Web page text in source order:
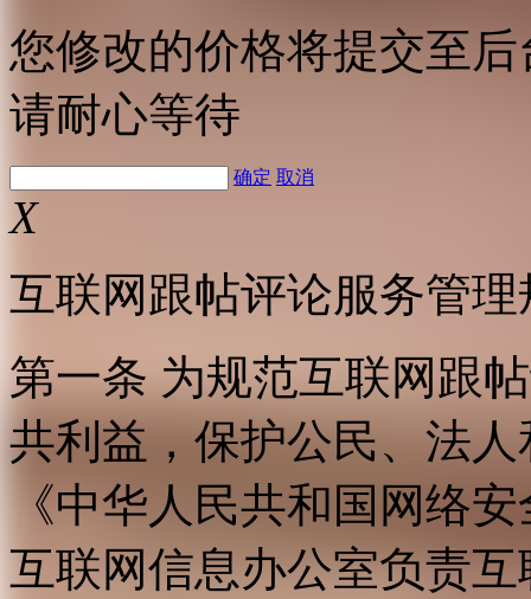
您修改的价格将提交至
请耐心等待
确定 取消
X
互联网跟帖评论服务管理
第一条 为规范互联网跟
共利益，保护公民、法
《中华人民共和国网络
互联网信息办公室负责